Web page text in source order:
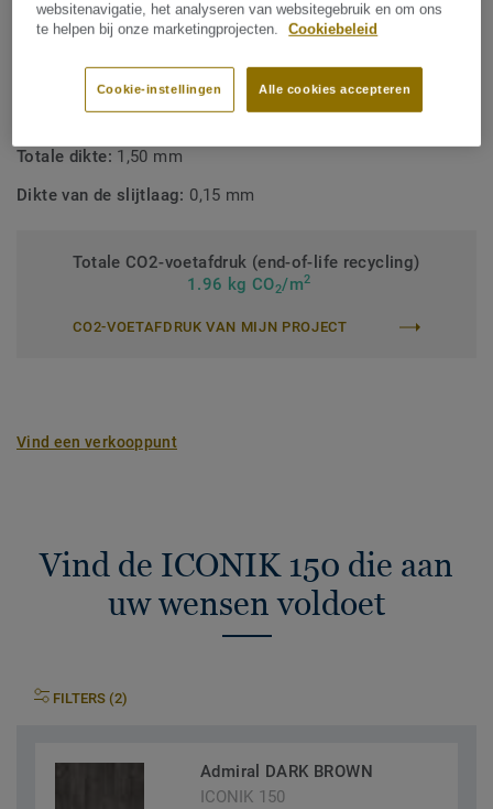
Producttype:Expanded (cushioned) poly(vinyl chloride)
floor covering
Residentiële classificatie:
21 Gemiddeld/Licht
Inhoud bindmiddel:Type I
Totale dikte: 1,50 mm
Dikte van de slijtlaag: 0,15 mm
Totale CO2-voetafdruk (end-of-life recycling)
1.96 kg CO2/m2
CO2-VOETAFDRUK VAN MIJN PROJECT
Vind een verkooppunt
Vind de ICONIK 150 die aan
uw wensen voldoet
FILTERS (2)
Admiral DARK BROWN
ICONIK 150
websitenavigatie, het analyseren van websitegebruik en om ons
te helpen bij onze marketingprojecten.
Cookiebeleid
Alle cookies accepteren
Cookie-instellingen